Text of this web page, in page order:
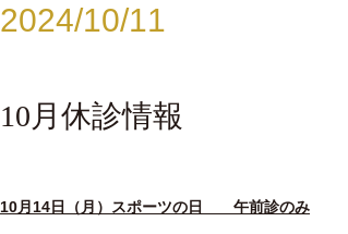
2024/10/11
10月休診情報
10月14日（月）スポーツの日 午前診のみ